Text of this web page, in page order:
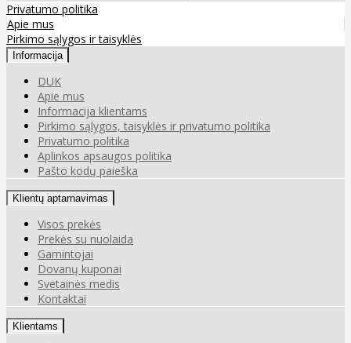
Privatumo politika
Apie mus
Pirkimo sąlygos ir taisyklės
Informacija
DUK
Apie mus
Informacija klientams
Pirkimo sąlygos, taisyklės ir privatumo politika
Privatumo politika
Aplinkos apsaugos politika
Pašto kodų paieška
Klientų aptarnavimas
Visos prekės
Prekės su nuolaida
Gamintojai
Dovanų kuponai
Svetainės medis
Kontaktai
Klientams